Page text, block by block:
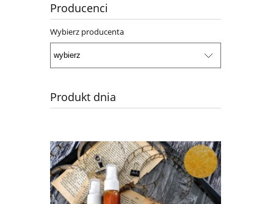
Producenci
Wybierz producenta
Produkt dnia